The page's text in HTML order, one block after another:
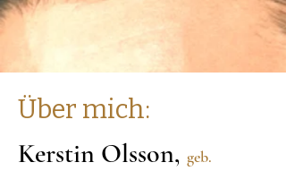
Über mich:
Kerstin Olsson, geb.